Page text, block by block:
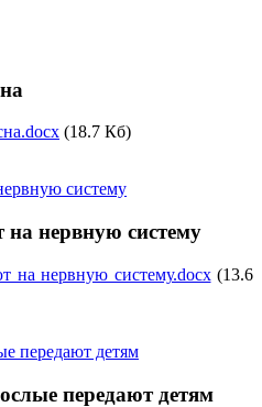
(18.7 Кб)
нервную систему
на нервную систему.docx(13.6
передают детям